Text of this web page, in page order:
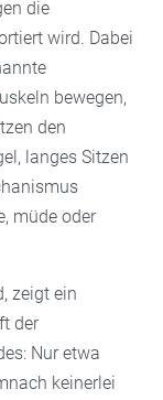
die
wird. Dabei
bewegen,
den
langes Sitzen
müde oder
zeigt ein
der
Nur etwa
keinerlei